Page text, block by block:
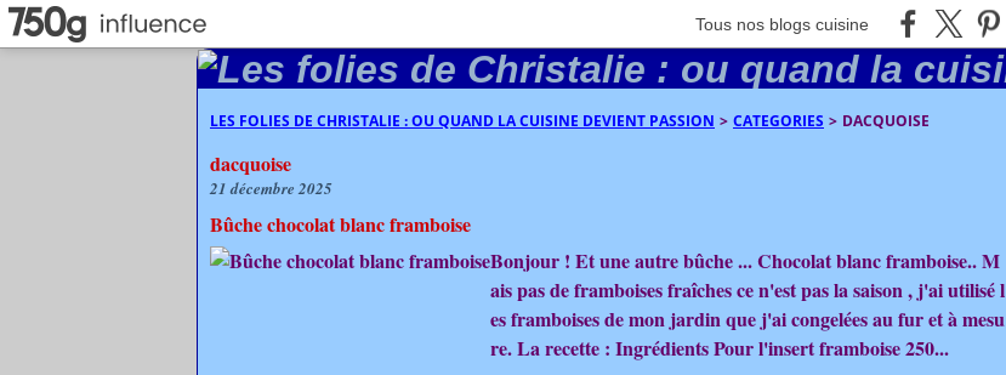
Tous nos blogs cuisine
LES FOLIES DE CHRISTALIE : OU QUAND LA CUISINE DEVIENT PASSION > CATEGORIES > DACQUOISE
dacquoise
21 décembre 2025
Bûche chocolat blanc framboise
Bonjour ! Et une autre bûche ... Chocolat blanc framboise.. M
ais pas de framboises fraîches ce n'est pas la saison , j'ai utilisé l
es framboises de mon jardin que j'ai congelées au fur et à mesu
re. La recette : Ingrédients Pour l'insert framboise 250...